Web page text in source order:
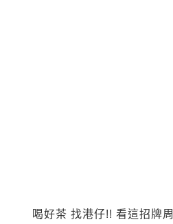
喝好茶 找港仔!! 看這招牌